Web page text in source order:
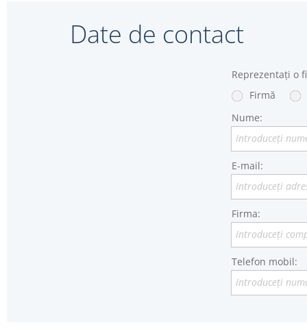
Date de contact
Nume:
Introduceţi
E-mail:
Introduceţi
Firma:
Introduceţi
Telefon mobil:
Introduceţi
Reprezentați o
Firmă